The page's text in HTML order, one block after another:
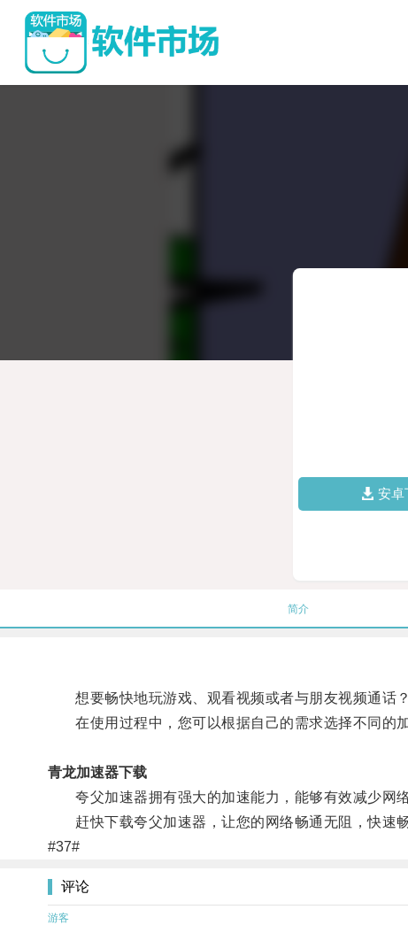
安卓
简介
想要畅快地玩游戏、观看视频或者与朋友视频通话？
在使用过程中，您可以根据自己的需求选择不同的加
青龙加速器下载
夸父加速器拥有强大的加速能力，能够有效减少网络
赶快下载夸父加速器，让您的网络畅通无阻，快速畅
#37#
评论
游客